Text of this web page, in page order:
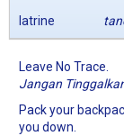
latrine
Leave No Trace.
Jangan
Pack your
you down.